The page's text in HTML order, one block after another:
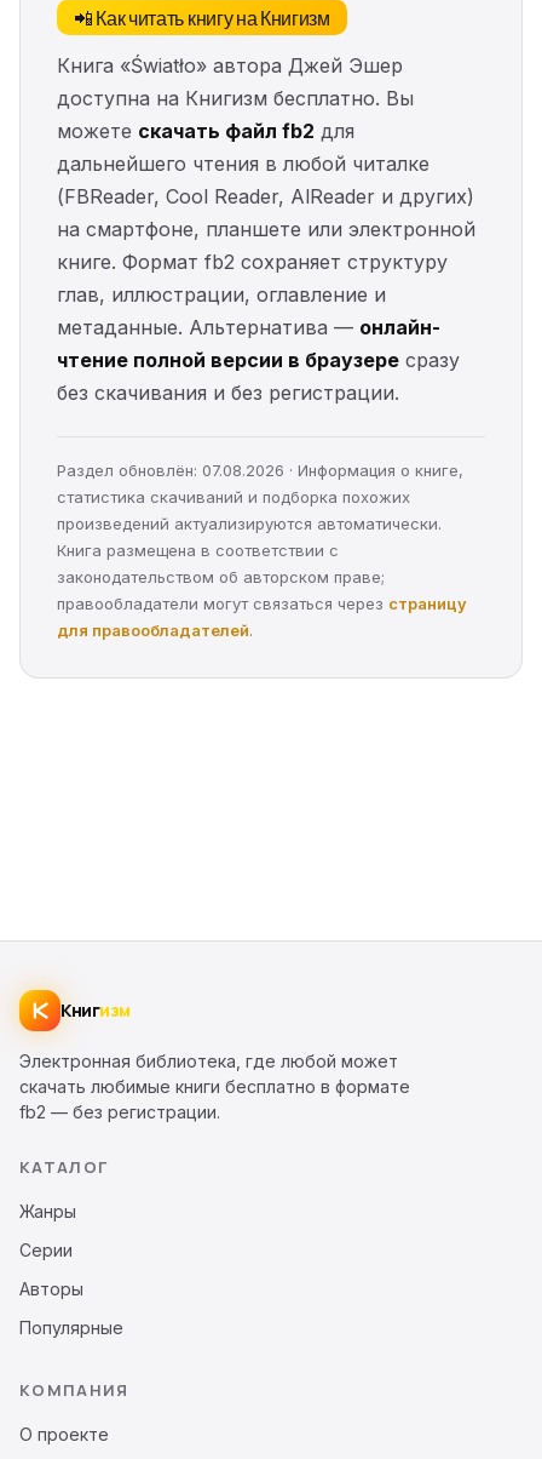
📲 Как читать книгу на Книгизм
Книга «Światło» автора Джей Эшер
доступна на Книгизм бесплатно. Вы
можете скачать файл fb2 для
дальнейшего чтения в любой читалке
(FBReader, Cool Reader, AlReader и других)
на смартфоне, планшете или электронной
книге. Формат fb2 сохраняет структуру
глав, иллюстрации, оглавление и
метаданные. Альтернатива — онлайн-
чтение полной версии в браузере сразу
без скачивания и без регистрации.
Раздел обновлён: 07.08.2026 · Информация о книге,
статистика скачиваний и подборка похожих
произведений актуализируются автоматически.
Книга размещена в соответствии с
законодательством об авторском праве;
правообладатели могут связаться через страницу
для правообладателей.
Книгизм
Электронная библиотека, где любой может
скачать любимые книги бесплатно в формате
fb2 — без регистрации.
КАТАЛОГ
Жанры
Серии
Авторы
Популярные
КОМПАНИЯ
О проекте